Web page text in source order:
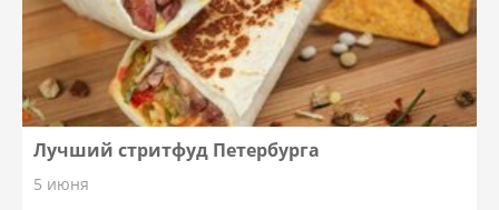
Лучший стритфуд Петербурга
5 июня